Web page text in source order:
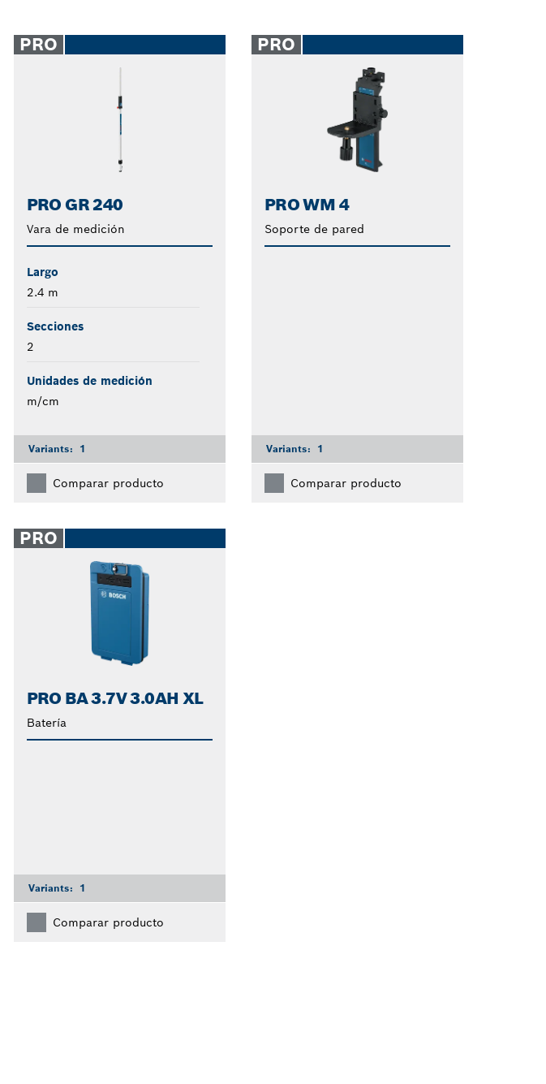
PRO
PRO GR 240
Vara de medición
Largo
2.4 m
Secciones
2
Unidades de medición
m/cm
Variants: 1
Comparar producto
PRO
PRO WM 4
Soporte de pared
Variants: 1
Comparar producto
PRO
PRO BA 3.7V 3.0AH XL
Batería
Variants: 1
Comparar producto